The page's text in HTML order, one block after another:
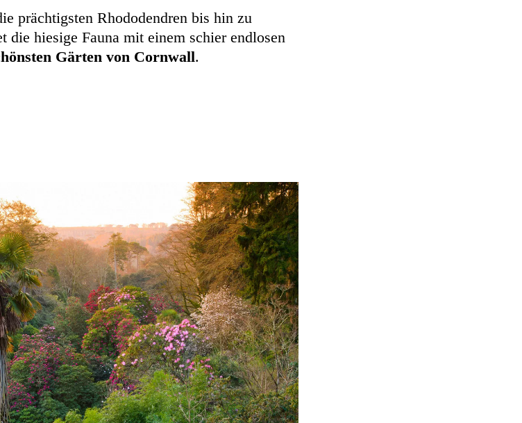
prächtigsten Rhododendren bis hin zu
die hiesige Fauna mit einem schier endlosen
Gärten von Cornwall.